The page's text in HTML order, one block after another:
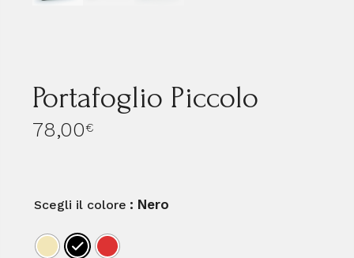
Portafoglio Piccolo
78,00€
Scegli il colore : Nero